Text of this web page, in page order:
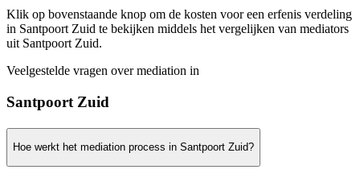
Klik op bovenstaande knop om de kosten voor een erfenis verdeling
in Santpoort Zuid te bekijken middels het vergelijken van mediators
uit Santpoort Zuid.
Veelgestelde vragen over mediation in
Santpoort Zuid
Hoe werkt het mediation process in Santpoort Zuid?